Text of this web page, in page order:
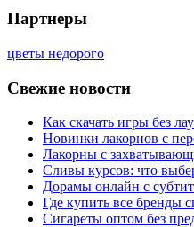
Партнеры
цветы недорого
Свежие новости
Как скачать игры без
Новинки лакорнов с
Лакорны с
Сливы курсов: что
Дорамы онлайн с
Где купить все бренды
Сигареты оптом без